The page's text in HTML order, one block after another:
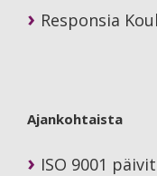
Responsia
Ajankohtaista
ISO 9001